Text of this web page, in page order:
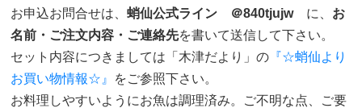
お申込お問合せは、蛸仙公式ライン ＠840tjujwに、 お
名前・ご注文内容・ご連絡先を書いて送信して下さい。
セット内容につきましては「木津だより」の 『☆蛸仙より
お買い物情報☆』 をご参照下さい。
お料理しやすいようにお魚は調理済み。ご不明な点、ご要